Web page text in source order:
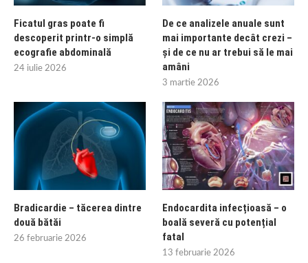
Ficatul gras poate fi
descoperit printr-o simplă
ecografie abdominală
24 iulie 2026
De ce analizele anuale sunt
mai importante decât crezi –
și de ce nu ar trebui să le mai
amâni
3 martie 2026
Bradicardie – tăcerea dintre
două bătăi
26 februarie 2026
Endocardita infecțioasă – o
boală severă cu potențial
fatal
13 februarie 2026